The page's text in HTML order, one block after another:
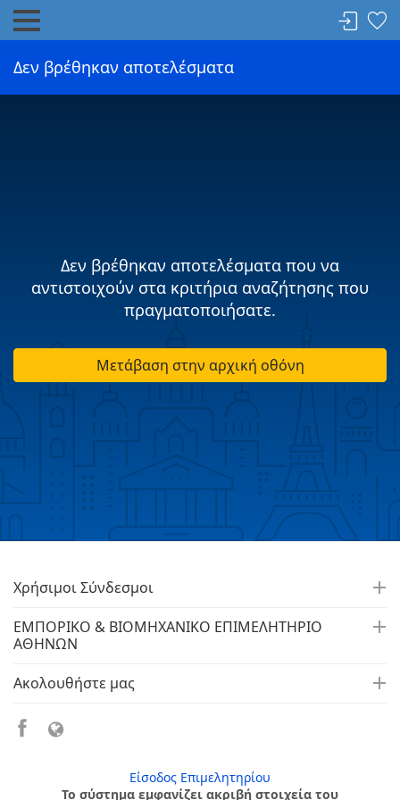
Δεν βρέθηκαν αποτελέσματα
Δεν βρέθηκαν αποτελέσματα που να
αντιστοιχούν στα κριτήρια αναζήτησης που
πραγματοποιήσατε.
Μετάβαση στην αρχική οθόνη
Χρήσιμοι Σύνδεσμοι
ΕΜΠΟΡΙΚΟ & ΒΙΟΜΗΧΑΝΙΚΟ ΕΠΙΜΕΛΗΤΗΡΙΟ
ΑΘΗΝΩΝ
Ακολουθήστε μας
Είσοδος Επιμελητηρίου
Το σύστημα εμφανίζει ακριβή στοιχεία του